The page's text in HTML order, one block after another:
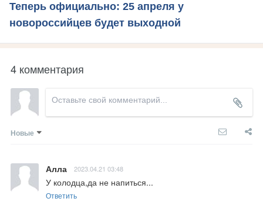
Теперь официально: 25 апреля у
новороссийцев будет выходной
4 комментария
Новые
Алла 2023.04.21 03:48
У колодца,да не напиться...
Ответить